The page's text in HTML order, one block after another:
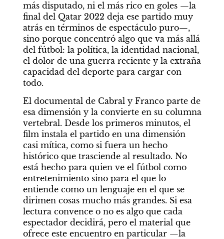
más disputado, ni el más rico en goles —la
final del Qatar 2022 deja ese partido muy
atrás en términos de espectáculo puro—,
sino porque concentró algo que va más allá
del fútbol: la política, la identidad nacional,
el dolor de una guerra reciente y la extraña
capacidad del deporte para cargar con
todo.
El documental de Cabral y Franco parte de
esa dimensión y la convierte en su columna
vertebral. Desde los primeros minutos, el
film instala el partido en una dimensión
casi mítica, como si fuera un hecho
histórico que trasciende al resultado. No
está hecho para quien ve el fútbol como
entretenimiento sino para el que lo
entiende como un lenguaje en el que se
dirimen cosas mucho más grandes. Si esa
lectura convence o no es algo que cada
espectador decidirá, pero el material que
ofrece este encuentro en particular —la